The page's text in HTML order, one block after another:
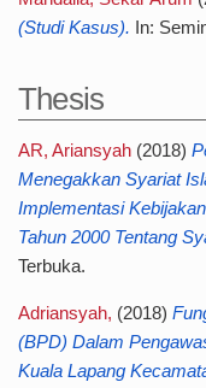
(Studi Kasus). In:
Thesis
AR, Ariansyah(2018)
Menegakkan Syariat
Implementasi
Tahun 2000 Tentang
Terbuka.
Adriansyah, (2018)
(BPD) Dalam
Kuala Lapang